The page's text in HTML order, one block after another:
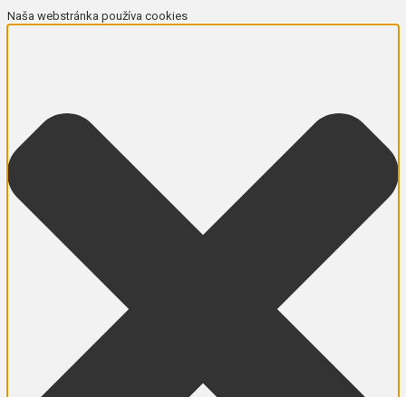
Naša webstránka používa cookies